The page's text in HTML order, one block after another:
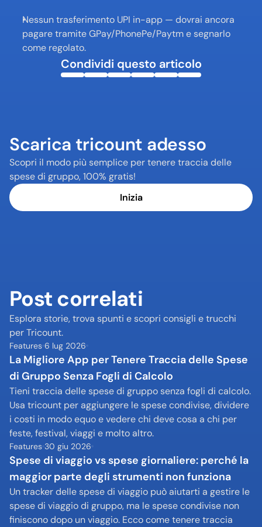
Nessun trasferimento UPI in-app — dovrai ancora
pagare tramite GPay/PhonePe/Paytm e segnarlo
come regolato.
Condividi questo articolo
Scarica tricount adesso
Scopri il modo più semplice per tenere traccia delle
spese di gruppo, 100% gratis!
Inizia
Post correlati
Esplora storie, trova spunti e scopri consigli e trucchi
per Tricount.
Features 6 lug 2026
La Migliore App per Tenere Traccia delle Spese
di Gruppo Senza Fogli di Calcolo
Tieni traccia delle spese di gruppo senza fogli di calcolo.
Usa tricount per aggiungere le spese condivise, dividere
i costi in modo equo e vedere chi deve cosa a chi per
feste, festival, viaggi e molto altro.
Features 30 giu 2026
Spese di viaggio vs spese giornaliere: perché la
maggior parte degli strumenti non funziona
Un tracker delle spese di viaggio può aiutarti a gestire le
spese di viaggio di gruppo, ma le spese condivise non
finiscono dopo un viaggio. Ecco come tenere traccia